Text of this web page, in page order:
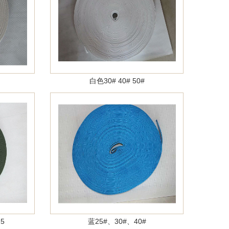
白色30# 40# 50#
蓝25#、30#、40#